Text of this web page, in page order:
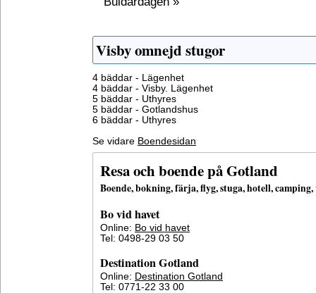
Visby omnejd stugor
4 bäddar - Lägenhet
4 bäddar - Visby. Lägenhet
5 bäddar - Uthyres
5 bäddar - Gotlandshus
6 bäddar - Uthyres
Se vidare Boendesidan
Resa och boende på Gotland
Boende, bokning, färja, flyg, stuga, hotell,
Bo vid havet
Online: Bo vid havet
Tel: 0498-29 03 50
Destination Gotland
Online: Destination Gotland
Tel: 0771-22 33 00